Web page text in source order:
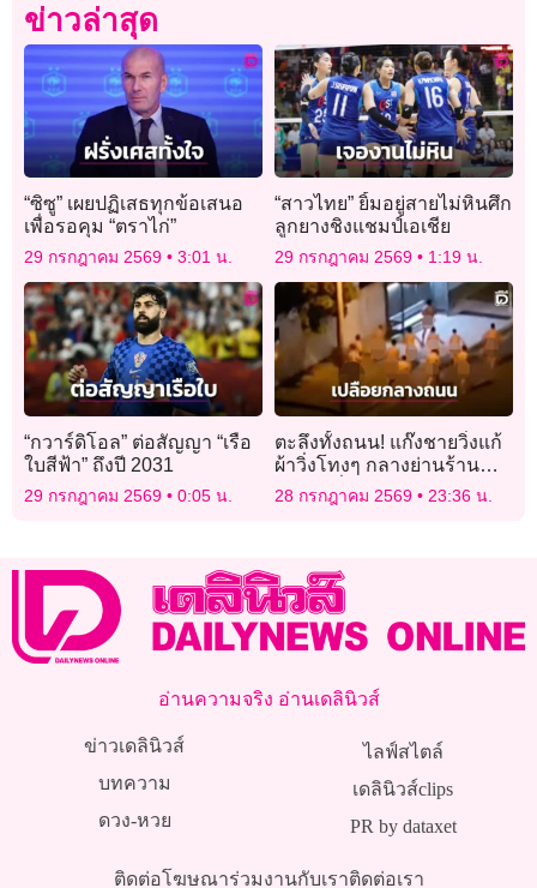
ข่าวล่าสุด
“ซิซู” เผยปฏิเสธทุกข้อเสนอ
เพื่อรอคุม “ตราไก่”
29 กรกฎาคม 2569 3:01 น.
“สาวไทย” ยิ้มอยู่สายไม่หินศึก
ลูกยางชิงแชมป์เอเชีย
29 กรกฎาคม 2569 1:19 น.
“กวาร์ดิโอล” ต่อสัญญา “เรือ
ใบสีฟ้า” ถึงปี 2031
29 กรกฎาคม 2569 0:05 น.
ตะลึงทั้งถนน! แก๊งชายวิ่งแก้
ผ้าวิ่งโทงๆ กลางย่านร้าน
อาหารชื่อดังในออสเตรเลีย
28 กรกฎาคม 2569 23:36 น.
อ่านความจริง อ่านเดลินิวส์
ข่าวเดลินิวส์
บทความ
ดวง-หวย
ไลฟ์สไตล์
เดลินิวส์clips
PR by dataxet
ติดต่อโฆษณาร่วมงานกับเราติดต่อเรา